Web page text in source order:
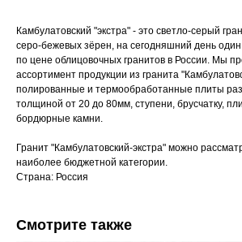
Камбулатовский "экстра" - это светло-серый
серо-бежевых зёрен, на сегодняшний день
по цене облицовочных гранитов в России. Мы
ассортимент продукции из гранита
полированные и термообработанные плиты
толщиной от 20 до 80мм, ступени, брусчатку,
бордюрные камни.
Гранит "Камбулатовский-экстра" можно
наиболее бюджетной категории.
Страна: Россия
Смотрите также